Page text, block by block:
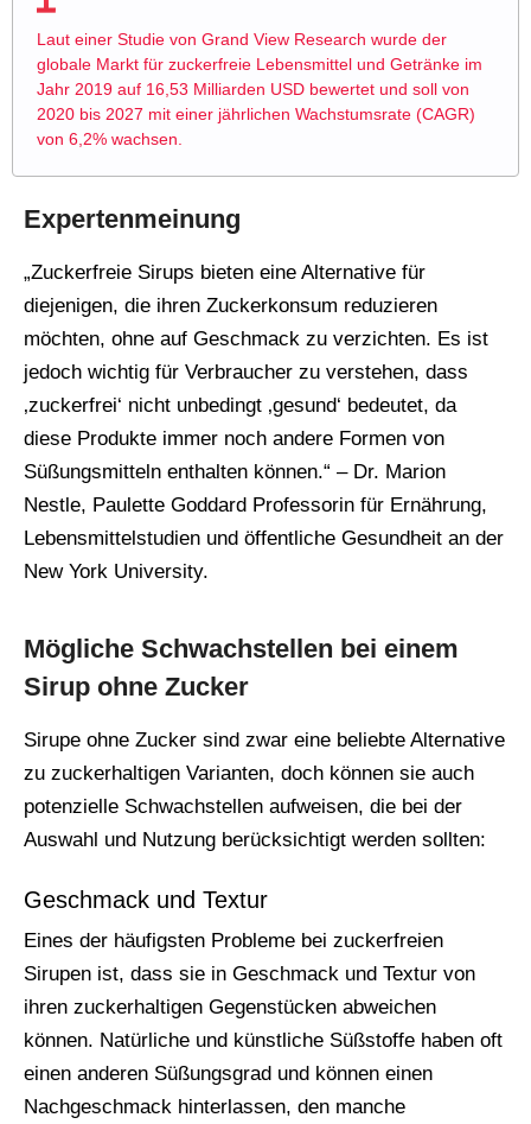
Laut einer Studie von Grand View Research wurde der
globale Markt für zuckerfreie Lebensmittel und Getränke im
Jahr 2019 auf 16,53 Milliarden USD bewertet und soll von
2020 bis 2027 mit einer jährlichen Wachstumsrate (CAGR)
von 6,2% wachsen.
Expertenmeinung
„Zuckerfreie Sirups bieten eine Alternative für
diejenigen, die ihren Zuckerkonsum reduzieren
möchten, ohne auf Geschmack zu verzichten. Es ist
jedoch wichtig für Verbraucher zu verstehen, dass
‚zuckerfrei‘ nicht unbedingt ‚gesund‘ bedeutet, da
diese Produkte immer noch andere Formen von
Süßungsmitteln enthalten können.“ – Dr. Marion
Nestle, Paulette Goddard Professorin für Ernährung,
Lebensmittelstudien und öffentliche Gesundheit an der
New York University.
Mögliche Schwachstellen bei einem
Sirup ohne Zucker
Sirupe ohne Zucker sind zwar eine beliebte Alternative
zu zuckerhaltigen Varianten, doch können sie auch
potenzielle Schwachstellen aufweisen, die bei der
Auswahl und Nutzung berücksichtigt werden sollten:
Geschmack und Textur
Eines der häufigsten Probleme bei zuckerfreien
Sirupen ist, dass sie in Geschmack und Textur von
ihren zuckerhaltigen Gegenstücken abweichen
können. Natürliche und künstliche Süßstoffe haben oft
einen anderen Süßungsgrad und können einen
Nachgeschmack hinterlassen, den manche